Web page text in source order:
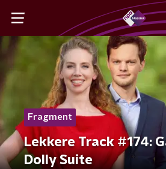
Fragment
Lekkere Track #174:
Dolly Suite